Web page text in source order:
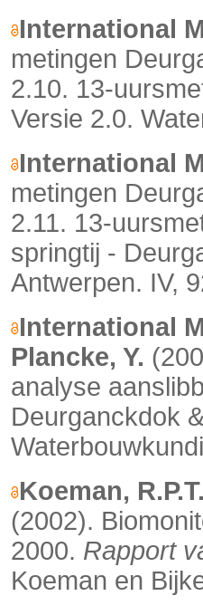
International
metingen
2.10. 13-
Versie 2.0.
International
metingen
2.11. 13-
springtij -
Antwerpen. IV,
International
Plancke, Y.
analyse
Deurganckdok
Koeman,
(2002).
2000. Rapport
Koeman en